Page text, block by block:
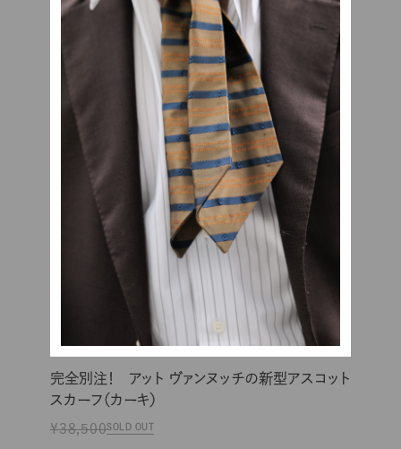
完全別注！ アット ヴァンヌッチの新型アスコット
スカーフ（カーキ）
¥38,500SOLD OUT